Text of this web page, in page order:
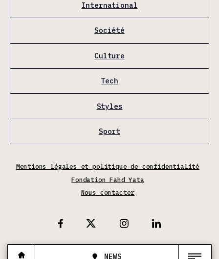
NEWS
International
Société
Culture
Tech
Styles
Sport
Mentions légales et politique de confidentialité
Fondation Fahd Yata
Nous contacter
Facebook
X Instagram Linkedin